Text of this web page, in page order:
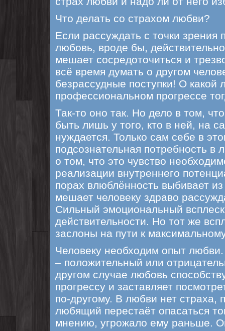
Что делать со страхом любви?
Если рассуждать с точки зрения
любовь, вроде бы,
мешает сосредоточиться и
всё время думать о другом
безрассудные поступки! О какой
профессиональном прогрессе
Так-то оно так. Но дело в том,
быть лишь у того, кто в ней, на
нуждается. Только сам себе в
подсознательная потребность в
о том, что это чувство
реализации внутреннего
порах влюблённость выбивает
мешает человеку здраво
Сильный эмоциональный
действительности. Но тот же
заслоны на пути к
Человеку необходим опыт
– положительный или
другом случае любовь
прогрессу и заставляет
по-другому. В любви нет страха,
любящий перестаёт опасаться
мнению, угрожало ему раньше.